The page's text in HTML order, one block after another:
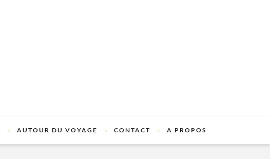
AUTOUR DU VOYAGE CONTACT A PROPOS